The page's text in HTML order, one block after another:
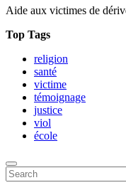
Aide aux victimes de
Top Tags
religion
santé
victime
témoignage
justice
viol
école